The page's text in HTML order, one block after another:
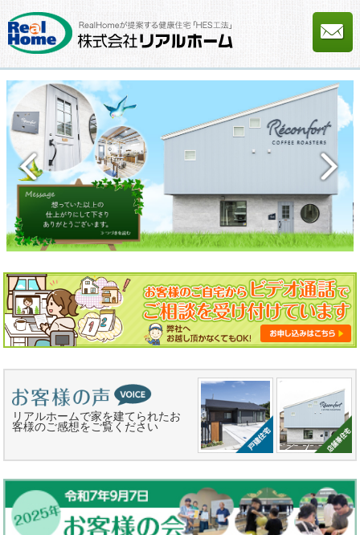
リアルホームで家を建てられたお
客様のご感想をご覧ください